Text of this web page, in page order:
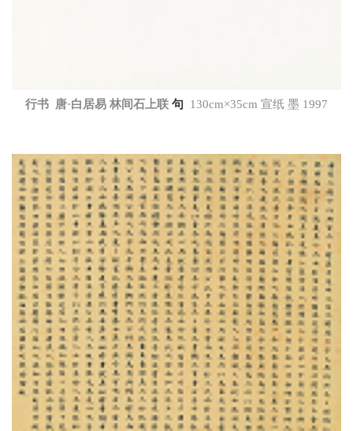
行书 唐·白居易 林间石上联 句 130cm×35cm 宣纸 墨 1997